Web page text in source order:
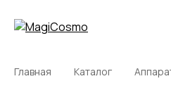
Главная Каталог